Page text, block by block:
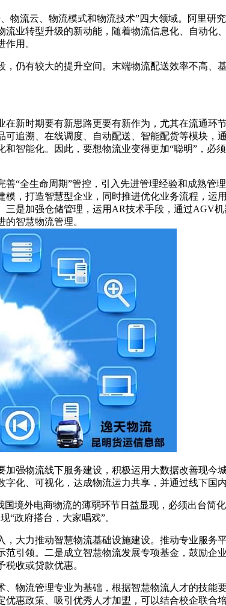
物流云、物流模式和物流技术”四大领域。阿里研
业转型升级的新动能，随着物流信息化、自动
用。
仍有较大的提升空间。末端物流配送效率不高
新时期要有新思路更要有新作为，尤其在流通
追溯、在线调度、自动配送、智能配货等模块
智能化。因此，要想物流业变得更加“聪明”，
“全生命周期”管控，引入先进管理经验和成熟
，打造智慧型企业，同时推进优化业务流程，
是加强仓储管理，运用AR技术手段，通过AGV
智慧物流管理。
强物流线下服务建设，积极运用大数据改善现今
化、可视化，达成物流运力共享，并通过线下国
境外电商物流的薄弱环节日益显现，必须出台
“政府搭台，大家唱戏”。
大力推动智慧物流基础设施建设。推动专业服
引领。二是成立智慧物流发展专项基金，鼓励
收或贷款优惠。
物流管理专业为基础，根据智慧物流人才的技
惠政策、吸引优秀人才加盟，可以结合校企联合